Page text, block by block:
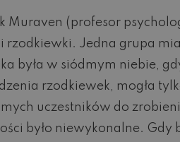
Muraven (profesor
rzodkiewki. Jedna grupa
była w siódmym niebie,
rzodkiewek, mogła
uczestników do
było niewykonalne.